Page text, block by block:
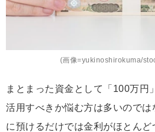
(画像=yukinoshirokuma/
まとまった資金として「100万円
活用すべきか悩む方は多いので
に預けるだけでは金利がほとんど